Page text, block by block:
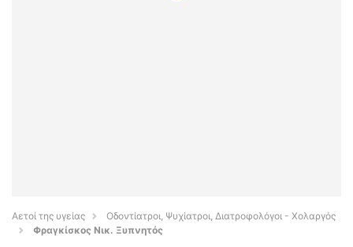
Αετοί της υγείας
Οδοντίατροι, Ψυχίατροι, Διατροφολόγοι - Χολαργός
Φραγκίσκος Νικ. Ξυπνητός